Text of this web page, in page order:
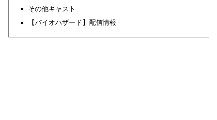
その他キャスト
【バイオハザード】配信情報